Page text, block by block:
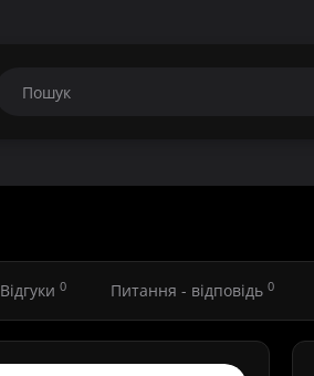
Відгуки 0 Питання - відповідь 0